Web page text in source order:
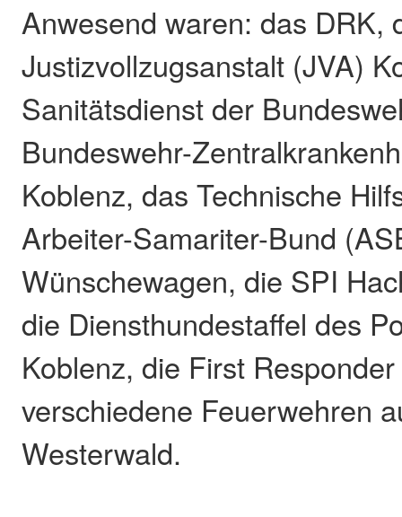
Anwesend waren: das DRK,
Justizvollzugsanstalt (JVA)
Sanitätsdienst der
Bundeswehr-
Koblenz, das Technische
Arbeiter-Samariter-Bund
Wünschewagen, die SPI
die Diensthundestaffel des
Koblenz, die First
verschiedene Feuerwehren
Westerwald.